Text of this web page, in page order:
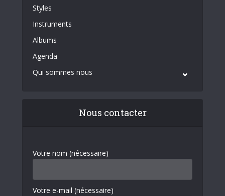
Styles
Instruments
Albums
Agenda
Qui sommes nous
Nous contacter
Votre nom (nécessaire)
Votre e-mail (nécessaire)